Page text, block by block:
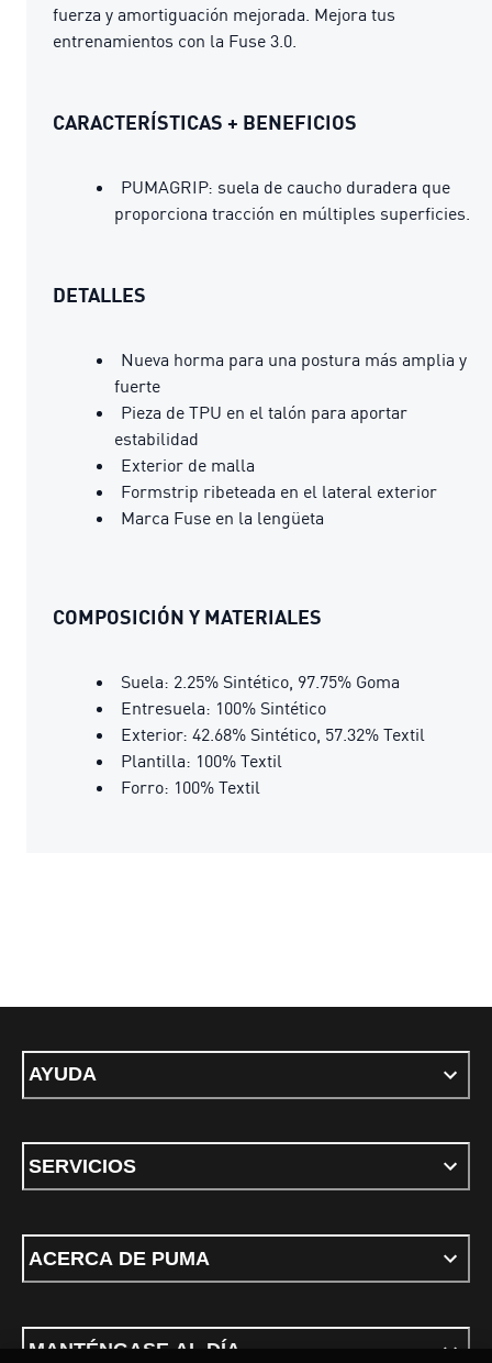
fuerza y amortiguación mejorada. Mejora tus
entrenamientos con la Fuse 3.0.
CARACTERÍSTICAS + BENEFICIOS
PUMAGRIP: suela de caucho duradera que
proporciona tracción en múltiples superficies.
DETALLES
Nueva horma para una postura más amplia y
fuerte
Pieza de TPU en el talón para aportar
estabilidad
Exterior de malla
Formstrip ribeteada en el lateral exterior
Marca Fuse en la lengüeta
COMPOSICIÓN Y MATERIALES
Suela: 2.25% Sintético, 97.75% Goma
Entresuela: 100% Sintético
Exterior: 42.68% Sintético, 57.32% Textil
Plantilla: 100% Textil
Forro: 100% Textil
AYUDA
SERVICIOS
ACERCA DE PUMA
MANTÉNGASE AL DÍA